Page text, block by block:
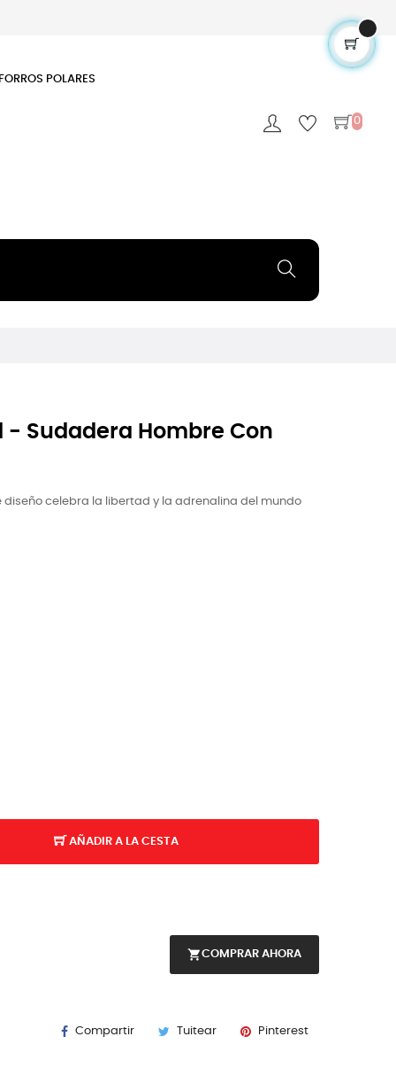
FORROS POLARES
0
- Sudadera Hombre Con
diseño celebra la libertad y la adrenalina del mundo
AÑADIR A LA CESTA
shopping_cartCOMPRAR AHORA
Compartir Tuitear Pinterest